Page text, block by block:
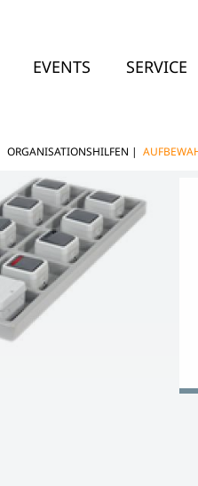
EVENTS SERVICE
ORGANISATIONSHILFEN |